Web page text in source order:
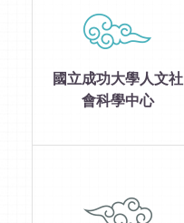
國立成功大學人文社
會科學中心